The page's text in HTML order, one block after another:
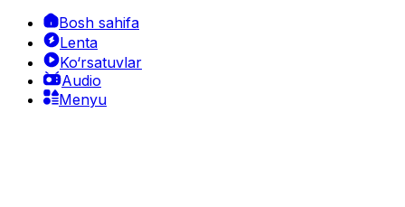
Bosh sahifa
Lenta
Ko‘rsatuvlar
Audio
Menyu